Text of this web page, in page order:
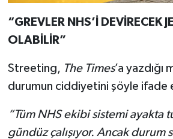
“GREVLER NHS’İ DEVİRECEK
OLABİLİR”
Streeting, The Times’a yazdığı
durumun ciddiyetini şöyle ifade
“Tüm NHS ekibi sistemi ayakta
gündüz çalışıyor. Ancak durum